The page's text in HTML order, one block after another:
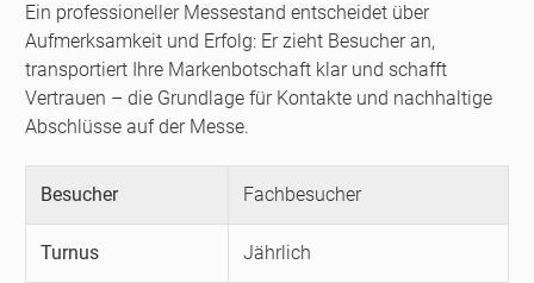
Ein professioneller Messestand entscheidet über
Aufmerksamkeit und Erfolg: Er zieht Besucher an,
transportiert Ihre Markenbotschaft klar und schafft
Vertrauen – die Grundlage für Kontakte und nachhaltige
Abschlüsse auf der Messe.
Besucher Fachbesucher
Turnus Jährlich